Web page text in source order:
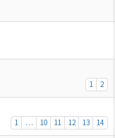
1 2
1 … 10 11 12 13 14